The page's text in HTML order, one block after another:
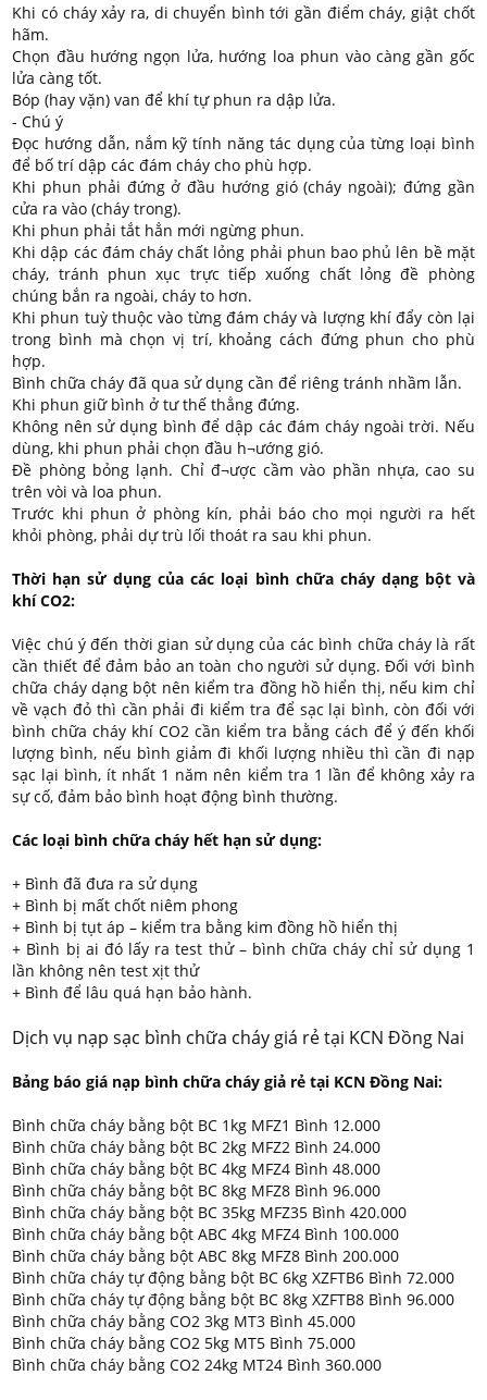
Khi có cháy xảy ra, di chuyển bình tới gần điểm cháy, giật chốt
hãm.
Chọn đầu hướng ngọn lửa, hướng loa phun vào càng gần gốc
lửa càng tốt.
Bóp (hay vặn) van để khí tự phun ra dập lửa.
- Chú ý
Đọc hướng dẫn, nắm kỹ tính năng tác dụng của từng loại bình
để bố trí dập các đám cháy cho phù hợp.
Khi phun phải đứng ở đầu hướng gió (cháy ngoài); đứng gần
cửa ra vào (cháy trong).
Khi phun phải tắt hẳn mới ngừng phun.
Khi dập các đám cháy chất lỏng phải phun bao phủ lên bề mặt
cháy, tránh phun xục trực tiếp xuống chất lỏng đề phòng
chúng bắn ra ngoài, cháy to hơn.
Khi phun tuỳ thuộc vào từng đám cháy và lượng khí đẩy còn lại
trong bình mà chọn vị trí, khoảng cách đứng phun cho phù
hợp.
Bình chữa cháy đã qua sử dụng cần để riêng tránh nhầm lẫn.
Khi phun giữ bình ở tư thế thẳng đứng.
Không nên sử dụng bình để dập các đám cháy ngoài trời. Nếu
dùng, khi phun phải chọn đầu h¬ướng gió.
Đề phòng bỏng lạnh. Chỉ đ¬ược cầm vào phần nhựa, cao su
trên vòi và loa phun.
Trước khi phun ở phòng kín, phải báo cho mọi người ra hết
khỏi phòng, phải dự trù lối thoát ra sau khi phun.
Thời hạn sử dụng của các loại bình chữa cháy dạng bột và
khí CO2:
Việc chú ý đến thời gian sử dụng của các bình chữa cháy là rất
cần thiết để đảm bảo an toàn cho người sử dụng. Đối với bình
chữa cháy dạng bột nên kiểm tra đồng hồ hiển thị, nếu kim chỉ
về vạch đỏ thì cần phải đi kiểm tra để sạc lại bình, còn đối với
bình chữa cháy khí CO2 cần kiểm tra bằng cách để ý đến khối
lượng bình, nếu bình giảm đi khối lượng nhiều thì cần đi nạp
sạc lại bình, ít nhất 1 năm nên kiểm tra 1 lần để không xảy ra
sự cố, đảm bảo bình hoạt động bình thường.
Các loại bình chữa cháy hết hạn sử dụng:
+ Bình đã đưa ra sử dụng
+ Bình bị mất chốt niêm phong
+ Bình bị tụt áp – kiểm tra bằng kim đồng hồ hiển thị
+ Bình bị ai đó lấy ra test thử – bình chữa cháy chỉ sử dụng 1
lần không nên test xịt thử
+ Bình để lâu quá hạn bảo hành.
Dịch vụ nạp sạc bình chữa cháy giá rẻ tại KCN Đồng Nai
Bảng báo giá nạp bình chữa cháy giả rẻ tại KCN Đồng Nai:
Bình chữa cháy bằng bột BC 1kg MFZ1 Bình 12.000
Bình chữa cháy bằng bột BC 2kg MFZ2 Bình 24.000
Bình chữa cháy bằng bột BC 4kg MFZ4 Bình 48.000
Bình chữa cháy bằng bột BC 8kg MFZ8 Bình 96.000
Bình chữa cháy bằng bột BC 35kg MFZ35 Bình 420.000
Bình chữa cháy bằng bột ABC 4kg MFZ4 Bình 100.000
Bình chữa cháy bằng bột ABC 8kg MFZ8 Bình 200.000
Bình chữa cháy tự động bằng bột BC 6kg XZFTB6 Bình 72.000
Bình chữa cháy tự động bằng bột BC 8kg XZFTB8 Bình 96.000
Bình chữa cháy bằng CO2 3kg MT3 Bình 45.000
Bình chữa cháy bằng CO2 5kg MT5 Bình 75.000
Bình chữa cháy bằng CO2 24kg MT24 Bình 360.000